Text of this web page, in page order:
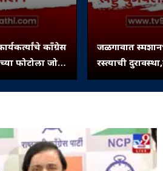
काँग्रेस
फोटोला जोडे
जळगावात
रस्त्याची
बुजवले...